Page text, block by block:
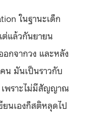
ในฐานะเด็ก
แล้วกันยายน
กจากวง และหลัง
น มันเป็นราวกับ
พราะไม่มีสัญญาณ
ยนเองก็สติหลุดไป